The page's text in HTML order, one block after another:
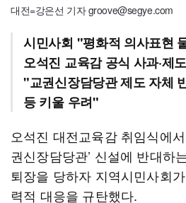
대전=강은선 기자 groove@segye.com
시민사회 "평화적 의사표현
오석진 교육감 공식 사과·제
"교권신장담당관 제도 자체
등 키울 우려"
오석진 대전교육감 취임식에
권신장담당관’ 신설에 반대하
퇴장을 당하자 지역시민사회
력적 대응을 규탄했다.